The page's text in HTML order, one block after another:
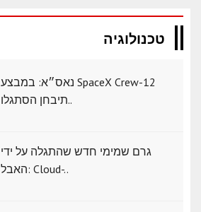
טכנולוגיה
נאס״א: במבצע SpaceX Crew-12
תיבחן הסתגלו..
גרם שמימי חדש שהתגלה על ידי
האבל: Cloud-..